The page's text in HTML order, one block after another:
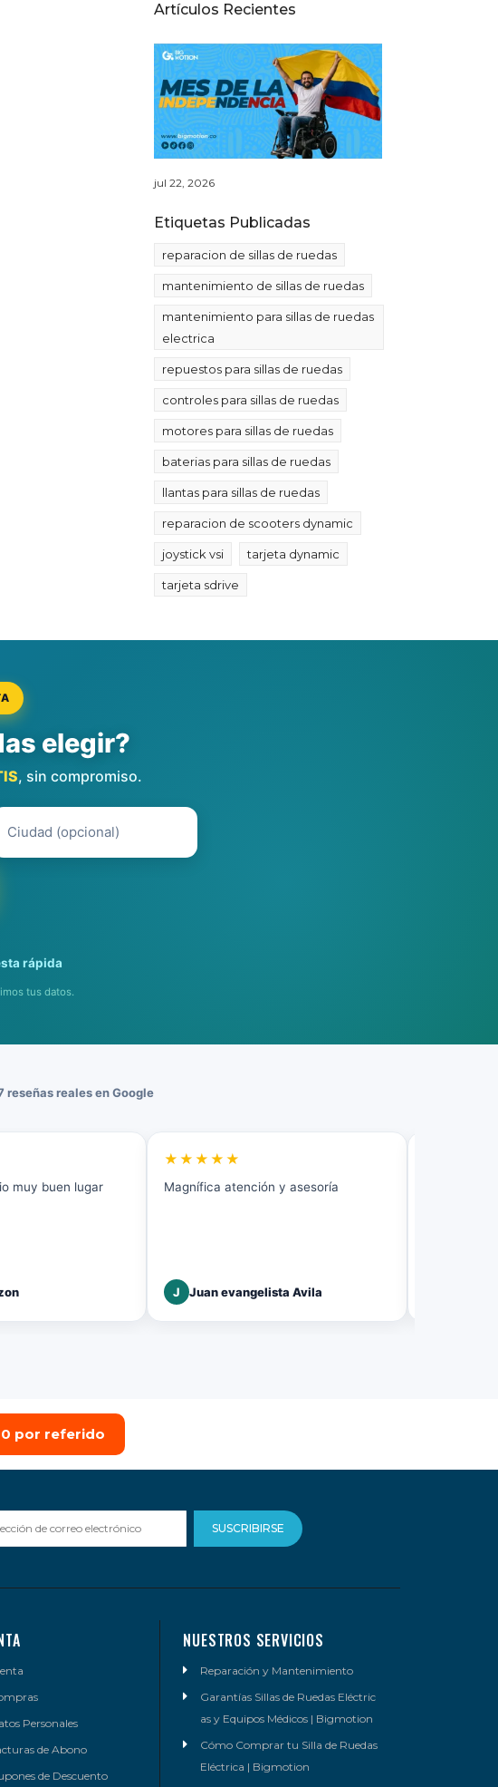
Artículos Recientes
jul 22, 2026
Etiquetas Publicadas
reparacion de sillas de ruedas
mantenimiento de sillas de ruedas
mantenimiento para sillas de ruedas
electrica
repuestos para sillas de ruedas
controles para sillas de ruedas
motores para sillas de ruedas
baterias para sillas de ruedas
llantas para sillas de ruedas
reparacion de scooters dynamic
joystick vsi tarjeta dynamic
tarjeta sdrive
elegir?
, sin compromiso.
rápida
tus datos.
reseñas reales en Google
muy buen lugar
★★★★★
Magnífica atención y asesoría
J Juan evangelista Avila
por referido
SUSCRIBIRSE
Personales
de Abono
de Descuento
NUESTROS SERVICIOS
Reparación y Mantenimiento
Garantías Sillas de Ruedas Eléctric
as y Equipos Médicos | Bigmotion
Cómo Comprar tu Silla de Ruedas
Eléctrica | Bigmotion